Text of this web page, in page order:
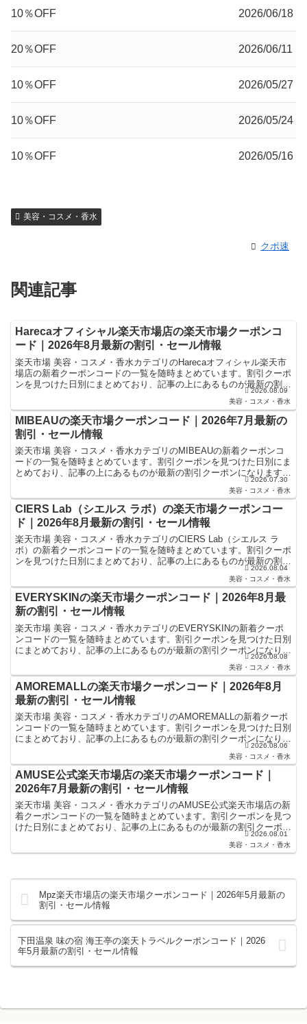
10％OFF 2026/06/18
20％OFF 2026/06/11
10％OFF 2026/05/27
10％OFF 2026/05/24
10％OFF 2026/05/16
美容・コスメ・香水
クポ速
関連記事
Harecaオフィシャル楽天市場店の楽天市場クーポンコ
ード｜2026年8月最新の割引・セール情報
楽天市場 美容・コスメ・香水カテゴリのHarecaオフィシャル楽天市
場店の新着クーポンコードの一覧を随時まとめています。割引クーポ
ンを見つけた日別にまとめており、記事の上にあるものが最新の割引
2026.08.09
美容・コスメ・香水
MIBEAUの楽天市場クーポンコード｜2026年7月最新の
割引・セール情報
楽天市場 美容・コスメ・香水カテゴリのMIBEAUの新着クーポンコ
ードの一覧を随時まとめています。割引クーポンを見つけた日別にま
とめており、記事の上にあるものが最新の割引クーポンになります。
楽天スーパーセールやお買い物マラソンなどキャンペー... 2026.07.30
美容・コスメ・香水
CIERS Lab（シエルス ラボ）の楽天市場クーポンコー
ド｜2026年8月最新の割引・セール情報
楽天市場 美容・コスメ・香水カテゴリのCIERS Lab（シエルス ラ
ボ）の新着クーポンコードの一覧を随時まとめています。割引クーポ
ンを見つけた日別にまとめており、記事の上にあるものが最新の割引
2026.08.04
美容・コスメ・香水
EVERYSKINの楽天市場クーポンコード｜2026年8月最
新の割引・セール情報
楽天市場 美容・コスメ・香水カテゴリのEVERYSKINの新着クーポ
ンコードの一覧を随時まとめています。割引クーポンを見つけた日別
にまとめており、記事の上にあるものが最新の割引クーポンになりま
2026.08.08
美容・コスメ・香水
AMOREMALLの楽天市場クーポンコード｜2026年8月
最新の割引・セール情報
楽天市場 美容・コスメ・香水カテゴリのAMOREMALLの新着クーポ
ンコードの一覧を随時まとめています。割引クーポンを見つけた日別
にまとめており、記事の上にあるものが最新の割引クーポンになりま
2026.08.06
美容・コスメ・香水
AMUSE公式楽天市場店の楽天市場クーポンコード｜
2026年7月最新の割引・セール情報
楽天市場 美容・コスメ・香水カテゴリのAMUSE公式楽天市場店の新
着クーポンコードの一覧を随時まとめています。割引クーポンを見つ
けた日別にまとめており、記事の上にあるものが最新の割引クーポン
になります。楽天スーパーセールやお買い物マラソンな... 2026.08.01
美容・コスメ・香水
Mpz楽天市場店の楽天市場クーポンコード｜2026年5月最新の
割引・セール情報
下田温泉 味の宿 海王亭の楽天トラベルクーポンコード｜2026
年5月最新の割引・セール情報